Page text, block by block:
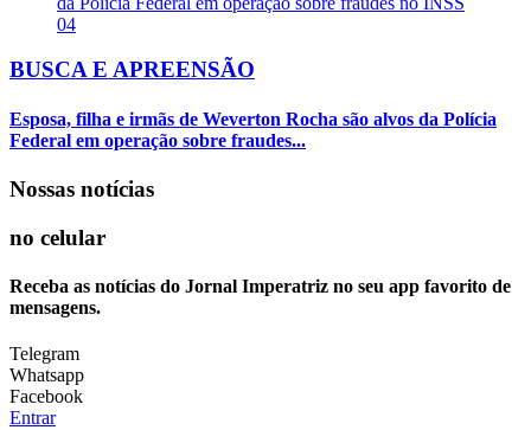
04
BUSCA E APREENSÃO
Esposa, filha e irmãs de Weverton Rocha são alvos da Polícia
Federal em operação sobre fraudes...
Nossas notícias
no celular
Receba as notícias do Jornal Imperatriz no seu app favorito de
mensagens.
Telegram
Whatsapp
Facebook
Entrar